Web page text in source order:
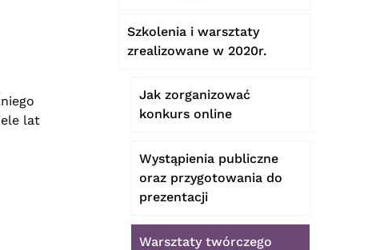
lat
Szkolenia i warsztaty
zrealizowane w 2020r.
Jak zorganizować
konkurs online
Wystąpienia publiczne
oraz przygotowania do
prezentacji
Warsztaty twórczego